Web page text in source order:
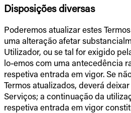
Disposições diversas
Poderemos atualizar estes
uma alteração afetar
Utilizador, ou se tal for exigido
lo-emos com uma antecedência
respetiva entrada em vigor. Se
Termos atualizados, deverá
Serviços; a continuação da
respetiva entrada em vigor